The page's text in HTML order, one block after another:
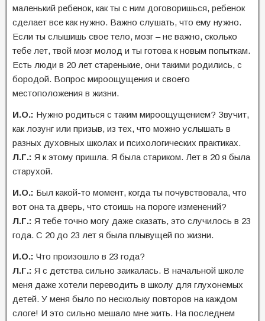
маленький ребенок, как ты с ним договоришься, ребенок
сделает все как нужно. Важно слушать, что ему нужно.
Если ты слышишь свое тело, мозг – не важно, сколько
тебе лет, твой мозг молод и ты готова к новым попыткам.
Есть люди в 20 лет старенькие, они такими родились, с
бородой. Вопрос мироощущения и своего
местоположения в жизни.
И.О.: Нужно родиться с таким мироощущением? Звучит,
как лозунг или призыв, из тех, что можно услышать в
разных духовных школах и психологических практиках.
Л.Г.: Я к этому пришла. Я была стариком. Лет в 20 я была
старухой.
И.О.: Был какой-то момент, когда ты почувствовала, что
вот она та дверь, что стоишь на пороге изменений?
Л.Г.: Я тебе точно могу даже сказать, это случилось в 23
года. С 20 до 23 лет я была плывущей по жизни.
И.О.: Что произошло в 23 года?
Л.Г.: Я с детства сильно заикалась. В начальной школе
меня даже хотели переводить в школу для глухонемых
детей. У меня было по нескольку повторов на каждом
слоге! И это сильно мешало мне жить. На последнем